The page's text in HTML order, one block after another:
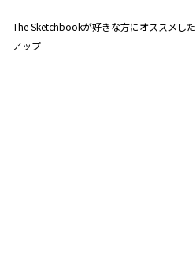
The Sketchbookが好きな方にオススメし
アップ